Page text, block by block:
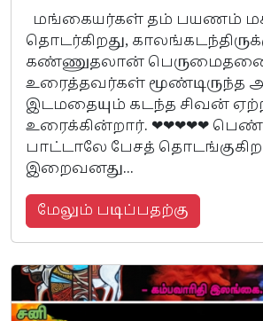
மங்கையர்கள் தம் பயணம்
தொடர்கிறது,
கண்ணுதலான்
உரைத்தவர்கள்
இடமதையும் கடந்த சிவன்
உரைக்கின்றார். ❤❤❤❤❤
பாட்டாலே பேசத்
இறைவனது...
மேலும் படிப்பதற்கு